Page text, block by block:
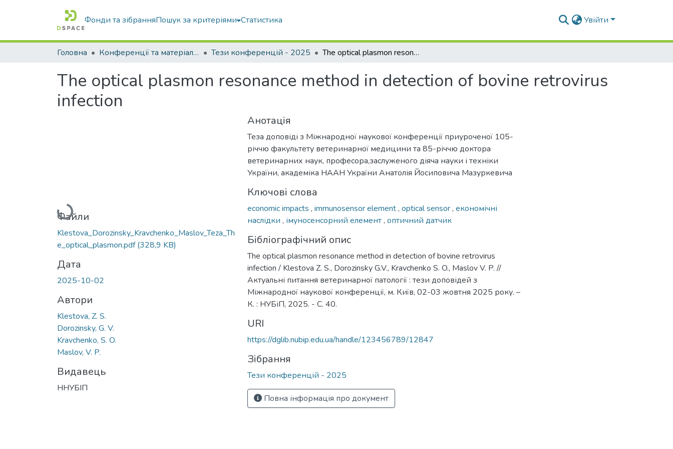
Фонди та зібранняПошук за критеріями Статистика Увійти
Головна Конференції та матеріали конференцій Тези конференцій - 2025 The optical plasmon resonance method in detection of bovine retrovirus infection
The optical plasmon resonance method in detection of bovine retrovirus
infection
Вантажиться...
Файли
Klestova_Dorozinsky_Kravchenko_Maslov_Teza_Th
e_optical_plasmon.pdf(328,9 KB)
Дата
2025-10-02
Автори
Klestova, Z. S.
Dorozinsky, G. V.
Kravchenko, S. O.
Maslov, V. P.
Видавець
ННУБІП
Анотація
Теза доповіді з Міжнародної наукової конференції приуроченої 105-
річчю факультету ветеринарної медицини та 85-річчю доктора
ветеринарних наук, професора,заслуженого діяча науки і техніки
України, академіка НААН України Анатолія Йосиповича Мазуркевича
Ключові слова
economic impacts , immunosensor element, optical sensor, економічні
наслідки , імуносенсорний елемент, оптичний датчик
Бібліографічний опис
The optical plasmon resonance method in detection of bovine retrovirus
infection / Klestova Z. S., Dorozinsky G.V., Kravchenko S. O., Maslov V. P. //
Актуальні питання ветеринарної патології : тези доповідей з
Міжнародної наукової конференції, м. Київ, 02-03 жовтня 2025 року. –
К. : НУБіП, 2025. - С. 40.
URI
https://dglib.nubip.edu.ua/handle/123456789/12847
Зібрання
Тези конференцій - 2025
Повна інформація про документ